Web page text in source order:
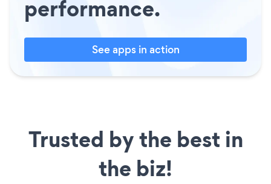
performance.
See apps in action
Trusted by the best in
the biz!